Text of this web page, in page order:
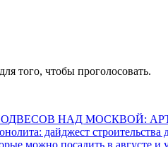
для того, чтобы проголосовать.
НАД МОСКВОЙ:
дайджест
можно посадить в августе и